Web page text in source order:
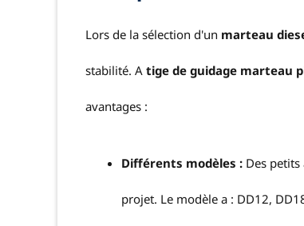
Lors de la sélection d'un marteau
stabilité. A tige de guidage marteau
avantages :
Différents modèles : Des
projet. Le modèle a : DD12,